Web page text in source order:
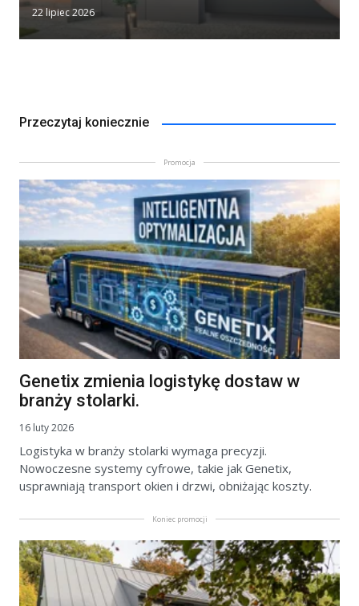
22 lipiec 2026
Przeczytaj koniecznie
Promocja
Genetix zmienia logistykę dostaw w
branży stolarki.
16 luty 2026
Logistyka w branży stolarki wymaga precyzji.
Nowoczesne systemy cyfrowe, takie jak Genetix,
usprawniają transport okien i drzwi, obniżając koszty.
Koniec promocji